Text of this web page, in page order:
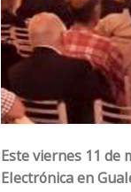
Este viernes 11 de
Electrónica en